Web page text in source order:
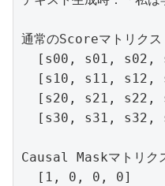
通常のScoreマトリクス
[s00, s01, s02,
[s10, s11, s12,
[s20, s21, s22,
[s30, s31, s32,
Causal Maskマトリク
[1, 0, 0, 0]